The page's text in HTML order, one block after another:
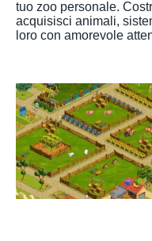
tuo zoo personale.
acquisisci animali,
loro con amorevole